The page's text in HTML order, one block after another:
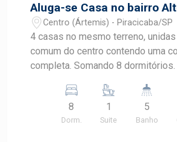
Aluga-se Casa no bairro
Centro (Ártemis) - Piracicaba/SP
4 casas no mesmo terreno,
comum do centro contendo uma
completa. Somando 8 dormitórios. Primeira casa,
dormitório sem armário 2
armário 1 banheiro. Casa do fundo Cozinha com
armário, Banheiro, Sala, 1
8
Dorm.
1
Suite
5
Banho